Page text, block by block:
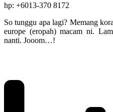
hp: +6013-370 8172
So tunggu apa lagi? Memang
europe (eropah) macam ni.
nanti. Jooom…!